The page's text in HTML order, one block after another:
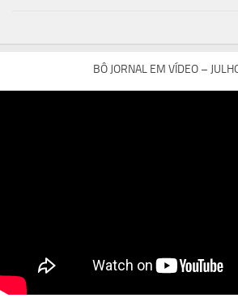
BÔ JORNAL EM VÍDEO –